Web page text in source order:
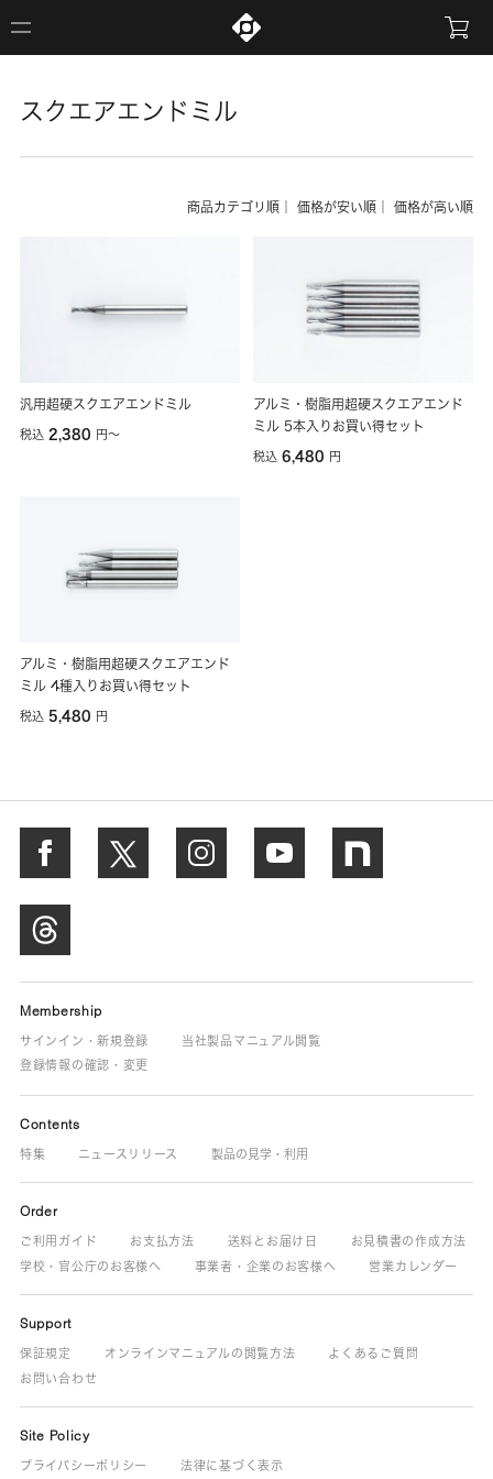
スクエアエンドミル
商品カテゴリ順 価格が安い順 価格が高い順
汎用超硬スクエアエンドミル
税込 2,380 円〜
アルミ・樹脂用超硬スクエアエンド
ミル 5本入りお買い得セット
税込6,480 円
アルミ・樹脂用超硬スクエアエンド
ミル 4種入りお買い得セット
税込5,480 円
Membership
サインイン・新規登録
当社製品マニュアル閲覧
登録情報の確認・変更
Contents
特集 ニュースリリース 製品の見学・利用
Order
ご利用ガイド お支払方法 送料とお届け日
お見積書の作成方法
学校・官公庁のお客様へ
事業者・企業のお客様へ 営業カレンダー
Support
保証規定 オンラインマニュアルの閲覧方法
よくあるご質問
お問い合わせ
Site Policy
プライバシーポリシー 法律に基づく表示